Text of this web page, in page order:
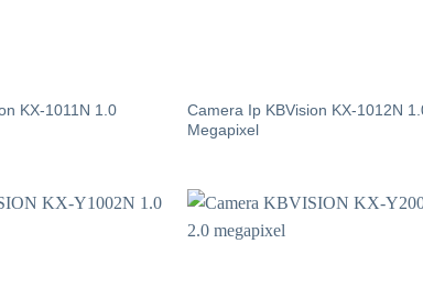
KX-1011N 1.0
Camera Ip KBVision KX-1012N
Megapixel